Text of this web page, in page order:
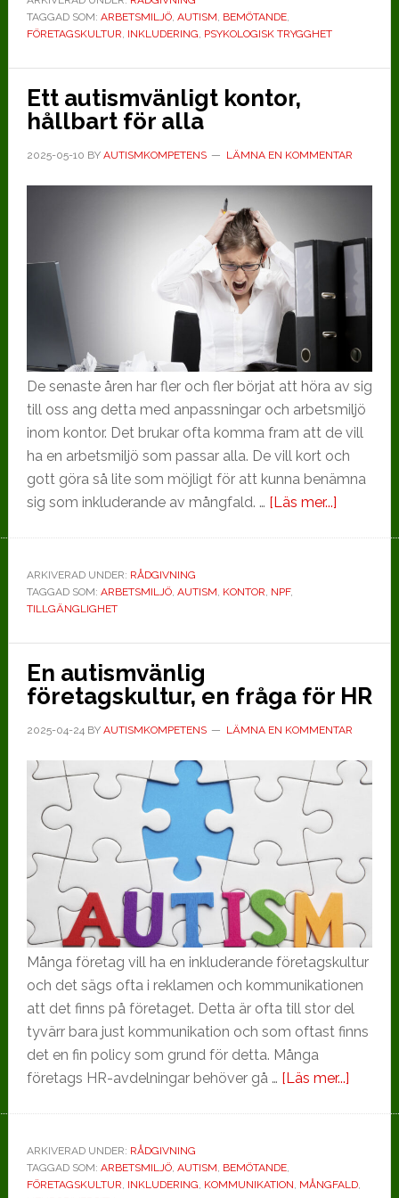
autism
TAGGAD SOM: ARBETSMILJÖ, AUTISM BEMÖTANDE,
FÖRETAGSKULTUR INKLUDERING PSYKOLOGISK TRYGGHET
Ett autismvänligt kontor,
hållbart för alla
2025-05-10 BY AUTISMKOMPETENS LÄMNA EN KOMMENTAR
De senaste åren har fler och fler börjat att höra av sig
till oss ang detta med anpassningar och arbetsmiljö
inom kontor. Det brukar ofta komma fram att de vill
ha en arbetsmiljö som passar alla. De vill kort och
gott göra så lite som möjligt för att kunna benämna
sig som inkluderande av mångfald. … [Läs mer...]om
alla
ARKIVERAD UNDER: RÅDGIVNING
TAGGAD SOM: ARBETSMILJÖ, AUTISM, KONTOR, NPF,
TILLGÄNGLIGHET
En autismvänlig
företagskultur, en fråga för HR
2025-04-24BY AUTISMKOMPETENS LÄMNA EN KOMMENTAR
Många företag vill ha en inkluderande företagskultur
och det sägs ofta i reklamen och kommunikationen
att det finns på företaget. Detta är ofta till stor del
tyvärr bara just kommunikation och som oftast finns
det en fin policy som grund för detta. Många
företags HR-avdelningar behöver gå … [Läs mer...]om
fråga
ARKIVERAD UNDER: RÅDGIVNING
TAGGAD SOM: ARBETSMILJÖ, AUTISM, BEMÖTANDE,
FÖRETAGSKULTUR, INKLUDERING, KOMMUNIKATION, MÅNGFALD,